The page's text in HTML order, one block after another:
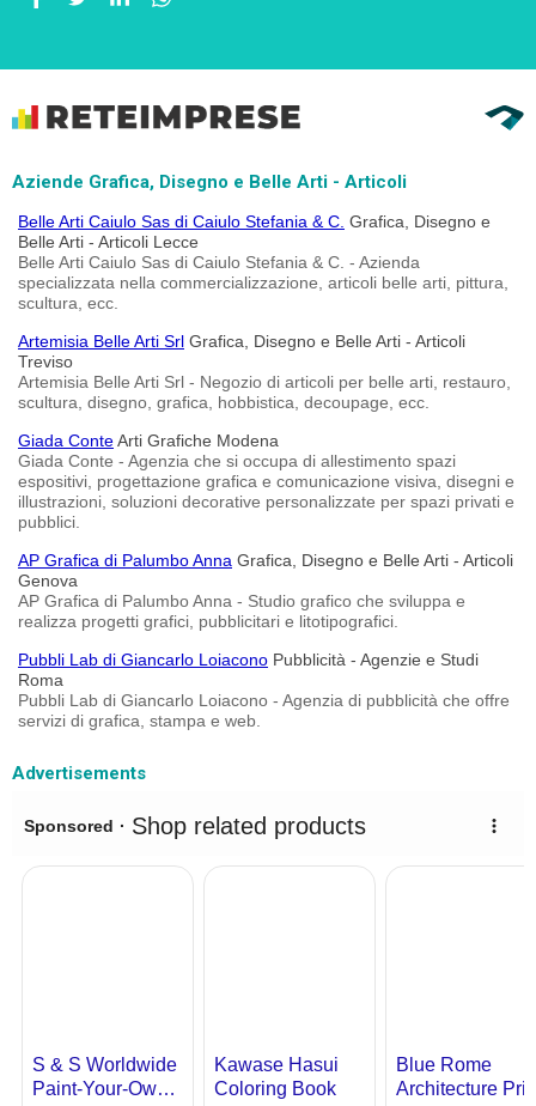
Aziende Grafica, Disegno e Belle Arti - Articoli
Belle Arti Caiulo Sas di Caiulo Stefania & C. Grafica, Disegno e
Belle Arti - Articoli Lecce
Belle Arti Caiulo Sas di Caiulo Stefania & C. - Azienda
specializzata nella commercializzazione, articoli belle arti, pittura,
scultura, ecc.
Artemisia Belle Arti Srl Grafica, Disegno e Belle Arti - Articoli
Treviso
Artemisia Belle Arti Srl - Negozio di articoli per belle arti, restauro,
scultura, disegno, grafica, hobbistica, decoupage, ecc.
Giada ConteArti Grafiche Modena
Giada Conte - Agenzia che si occupa di allestimento spazi
espositivi, progettazione grafica e comunicazione visiva, disegni e
illustrazioni, soluzioni decorative personalizzate per spazi privati e
pubblici.
AP Grafica di Palumbo Anna Grafica, Disegno e Belle Arti - Articoli
Genova
AP Grafica di Palumbo Anna - Studio grafico che sviluppa e
realizza progetti grafici, pubblicitari e litotipografici.
Pubbli Lab di Giancarlo Loiacono Pubblicità - Agenzie e Studi
Roma
Pubbli Lab di Giancarlo Loiacono - Agenzia di pubblicità che offre
servizi di grafica, stampa e web.
Advertisements